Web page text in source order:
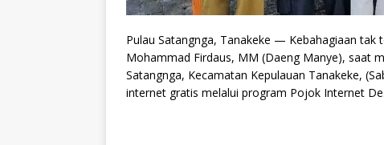
Pulau Satangnga, Tanakeke — Kebahagiaan tak
Mohammad Firdaus, MM (Daeng Manye), saat
Satangnga, Kecamatan Kepulauan Tanakeke,
internet gratis melalui program Pojok Internet